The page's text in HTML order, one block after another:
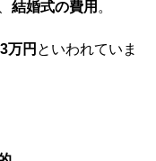
結婚式の費用 。
万円 といわれていま